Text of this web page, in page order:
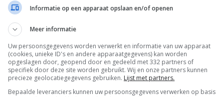
Heb je vet veel honger dan kan je gerust deze
grote wrap kunnen maken. Doe waar je zin in
toch beide op omdat ze gewoon tering lekker
Laat van je horen in decomments!
Informatie op een apparaat opslaan en/of openen
Meer informatie
Uw persoonsgegevens worden verwerkt en informatie van uw apparaat
(cookies, unieke ID's en andere apparaatgegevens) kan worden
opgeslagen door, geopend door en gedeeld met 332 partners of
specifiek door deze site worden gebruikt. Wij en onze partners kunnen
precieze geolocatiegegevens gebruiken. Lijst met partners.
Bepaalde leveranciers kunnen uw persoonsgegevens verwerken op basis